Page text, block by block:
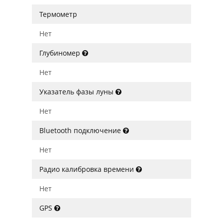
Термометр
Нет
Глубиномер
Нет
Указатель фазы луны
Нет
Bluetooth подключение
Нет
Радио калибровка времени
Нет
GPS